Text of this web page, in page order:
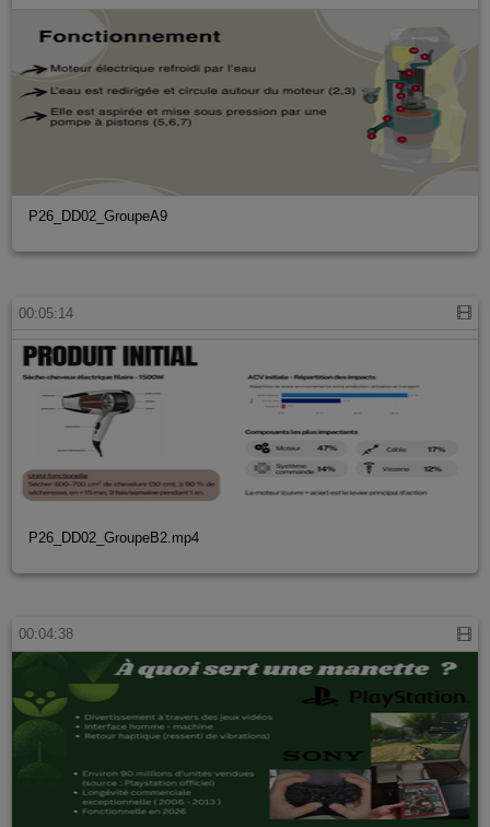
P26_DD02_GroupeA9
00:05:14
P26_DD02_GroupeB2.mp4
00:04:38